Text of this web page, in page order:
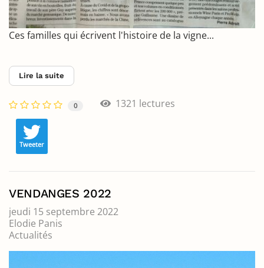
Ces familles qui écrivent l'histoire de la vigne...
Lire la suite
0 1321 lectures
Tweeter
VENDANGES 2022
jeudi 15 septembre 2022
Elodie Panis
Actualités